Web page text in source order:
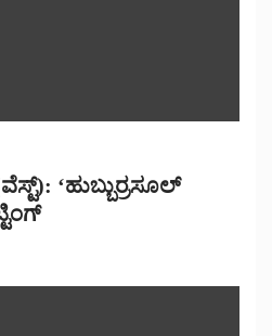
‘ಹುಬ್ಬುರ್ರಸೂಲ್